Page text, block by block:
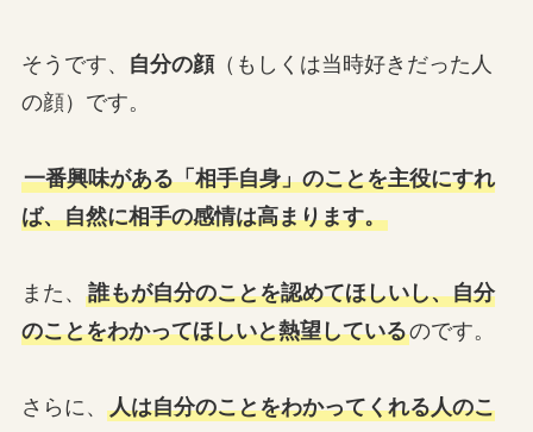
そうです、 自分の顔（もしくは当時好きだった人
の顔）です。
一番興味がある「相手自身」のことを主役にすれ
ば、自然に相手の感情は高まります。
また、 誰もが自分のことを認めてほしいし、自分
のことをわかってほしいと熱望しているのです。
さらに、 人は自分のことをわかってくれる人のこ